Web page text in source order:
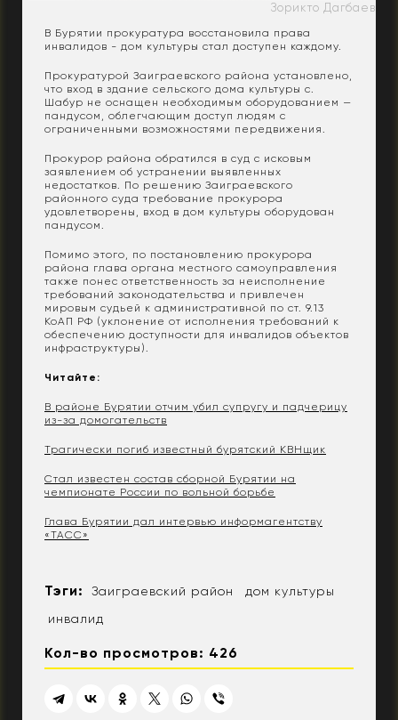
Зорикто Дагбаев
В Бурятии прокуратура восстановила права
инвалидов - дом культуры стал доступен каждому.
Прокуратурой Заиграевского района установлено,
что вход в здание сельского дома культуры с.
Шабур не оснащен необходимым оборудованием —
пандусом, облегчающим доступ людям с
ограниченными возможностями передвижения.
Прокурор района обратился в суд с исковым
заявлением об устранении выявленных
недостатков. По решению Заиграевского
районного суда требование прокурора
удовлетворены, вход в дом культуры оборудован
пандусом.
Помимо этого, по постановлению прокурора
района глава органа местного самоуправления
также понес ответственность за неисполнение
требований законодательства и привлечен
мировым судьей к административной по ст. 9.13
КоАП РФ (уклонение от исполнения требований к
обеспечению доступности для инвалидов объектов
инфраструктуры).
Читайте:
В районе Бурятии отчим убил супругу и падчерицу
из-за домогательств
Трагически погиб известный бурятский КВНщик
Стал известен состав сборной Бурятии на
чемпионате России по вольной борьбе
Глава Бурятии дал интервью информагентству
«ТАСС»
Тэги: Заиграевский район
дом культуры
инвалид
Кол-во просмотров: 426